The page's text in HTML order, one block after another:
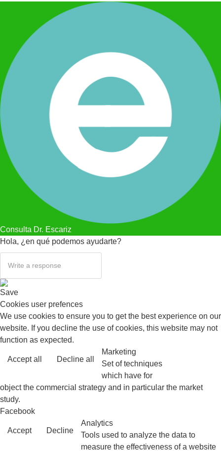
Consulta Dr. Escariz
Hola, ¿en qué podemos ayudarte?
Save
Cookies user prefences
We use cookies to ensure you to get the best experience on our
website. If you decline the use of cookies, this website may not
function as expected.
Accept all Decline all
Marketing
Set of techniques
which have for
object the commercial strategy and in particular the market
study.
Facebook
Accept Decline
Analytics
Tools used to analyze the data to
measure the effectiveness of a website